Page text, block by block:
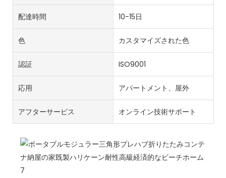
配達時間 10-15日
色 カスタマイズされた色
認証 ISO9001
応用 アパートメント、屋外
アフターサービス オンライン技術サポート